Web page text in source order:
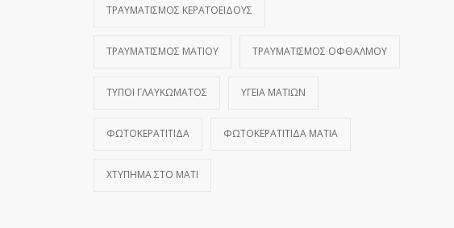
ΤΡΑΥΜΑΤΙΣΜΌΣ ΚΕΡΑΤΟΕΙΔΟΎΣ
ΤΡΑΥΜΑΤΙΣΜΌΣ ΜΑΤΙΟΎ ΤΡΑΥΜΑΤΙΣΜΌΣ ΟΦΘΑΛΜΟΎ
ΤΎΠΟΙ ΓΛΑΥΚΏΜΑΤΟΣ ΥΓΕΊΑ ΜΑΤΙΏΝ
ΦΩΤΟΚΕΡΑΤΊΤΙΔΑ ΦΩΤΟΚΕΡΑΤΊΤΙΔΑ ΜΆΤΙΑ
ΧΤΎΠΗΜΑ ΣΤΟ ΜΆΤΙ